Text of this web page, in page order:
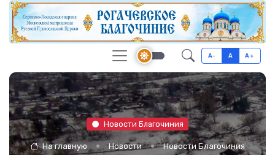
A- A A+
Новости Благочиния
На главную Новости Новости Благочиния